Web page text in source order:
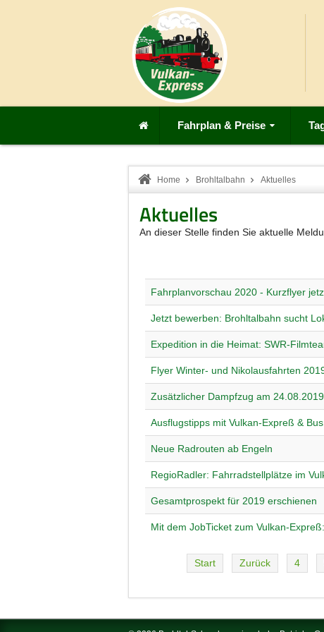
Fahrplan & Preise
Home Brohltalbahn Aktuelles
Aktuelles
An dieser Stelle finden Sie aktuelle
Fahrplanvorschau 2020 - Kurzflyer
Jetzt bewerben: Brohltalbahn sucht
Expedition in die Heimat: SWR-
Flyer Winter- und Nikolausfahrten
Zusätzlicher Dampfzug am 24.08.2019
Ausflugstipps mit Vulkan-Expreß &
Neue Radrouten ab Engeln
RegioRadler: Fahrradstellplätze im
Gesamtprospekt für 2019 erschienen
Mit dem JobTicket zum Vulkan-
Start Zurück 4